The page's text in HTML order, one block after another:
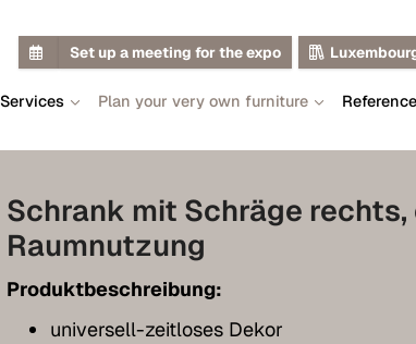
Set up a meeting for the expo
Services Plan your very own furniture
Schrank mit Schräge
Raumnutzung
Produktbeschreibung:
universell-zeitloses Dekor